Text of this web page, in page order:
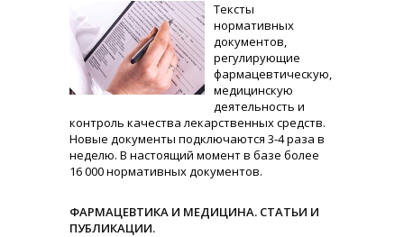
Тексты
нормативных
документов,
регулирующие
фармацевтическую,
медицинскую
деятельность и
контроль качества лекарственных средств.
Новые документы подключаются 3-4 раза в
неделю. В настоящий момент в базе более
16 000 нормативных документов.
ФАРМАЦЕВТИКА И МЕДИЦИНА. СТАТЬИ И
ПУБЛИКАЦИИ.